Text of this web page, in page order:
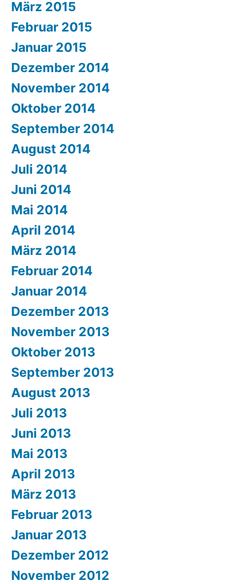
März 2015
Februar 2015
Januar 2015
Dezember 2014
November 2014
Oktober 2014
September 2014
August 2014
Juli 2014
Juni 2014
Mai 2014
April 2014
März 2014
Februar 2014
Januar 2014
Dezember 2013
November 2013
Oktober 2013
September 2013
August 2013
Juli 2013
Juni 2013
Mai 2013
April 2013
März 2013
Februar 2013
Januar 2013
Dezember 2012
November 2012